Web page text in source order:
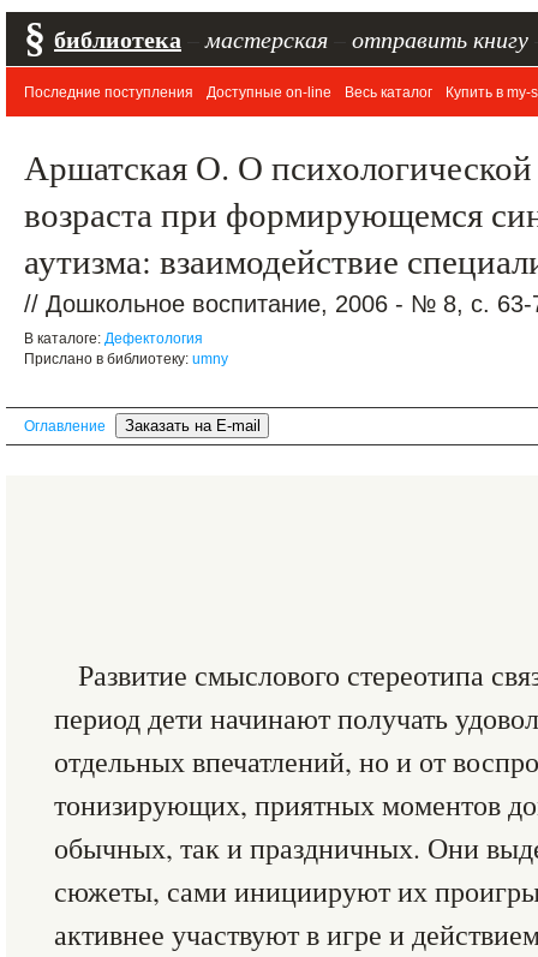
§ библиотека мастерская отправить книгу
Последние поступления Доступные on-line Весь каталог Купить в my-
Аршатская О. О
возраста при формирующемся
аутизма: взаимодействие
// Дошкольное воспитание, 2006 - № 8, с. 63-
В каталоге: Дефектология
Прислано в библиотеку: umny
Оглавление
Развитие смыслового стереотипа
период дети начинают получать
отдельных впечатлений, но и от
тонизирующих, приятных моментов
обычных, так и праздничных. Они
сюжеты, сами инициируют их
активнее участвуют в игре и